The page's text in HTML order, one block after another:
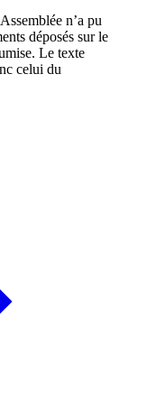
n’a pu
déposés sur le
Le texte
celui du